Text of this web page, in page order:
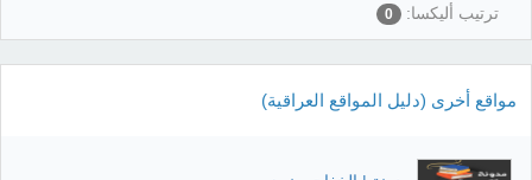
ترتيب أليكسا: 0
مواقع أخرى (دليل المواقع العراقية)